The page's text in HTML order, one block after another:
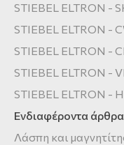
STIEBEL ELTRON -
STIEBEL ELTRON -
STIEBEL ELTRON -
STIEBEL ELTRON -
STIEBEL ELTRON -
Ενδιαφέροντα άρθρα
Λάσπη και